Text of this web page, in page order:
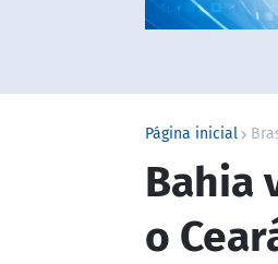
Página inicial
Bahia
o